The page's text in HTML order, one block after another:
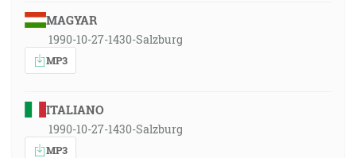
MAGYAR
1990-10-27-1430-Salzburg
MP3
ITALIANO
1990-10-27-1430-Salzburg
MP3